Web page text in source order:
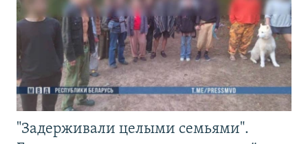
"Задерживали целыми семьями".